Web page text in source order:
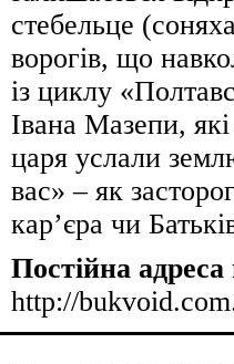
стебельце
ворогів, що
із циклу
Івана Мазепи,
царя услали
вас» – як
кар’єра чи
Постійна адреса
http://